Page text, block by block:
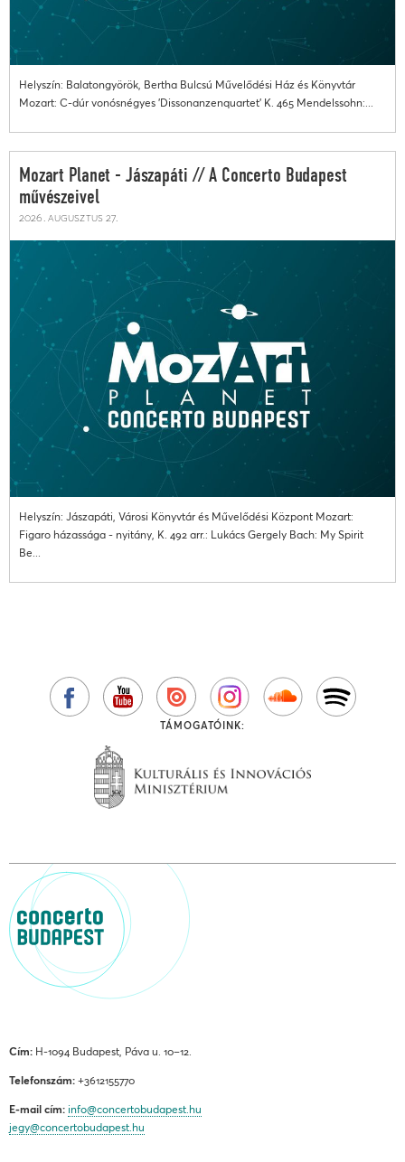
Helyszín: Balatongyörök, Bertha Bulcsú Művelődési Ház és Könyvtár
Mozart: C-dúr vonósnégyes 'Dissonanzenquartet' K. 465 Mendelssohn:...
Mozart Planet - Jászapáti // A Concerto Budapest
művészeivel
2026. augusztus 27.
Helyszín: Jászapáti, Városi Könyvtár és Művelődési Központ Mozart:
Figaro házassága - nyitány, K. 492 arr.: Lukács Gergely Bach: My Spirit
Be...
TÁMOGATÓINK:
Cím: H-1094 Budapest, Páva u. 10–12.
Telefonszám: +3612155770
E-mail cím: info@concertobudapest.hu
jegy@concertobudapest.hu